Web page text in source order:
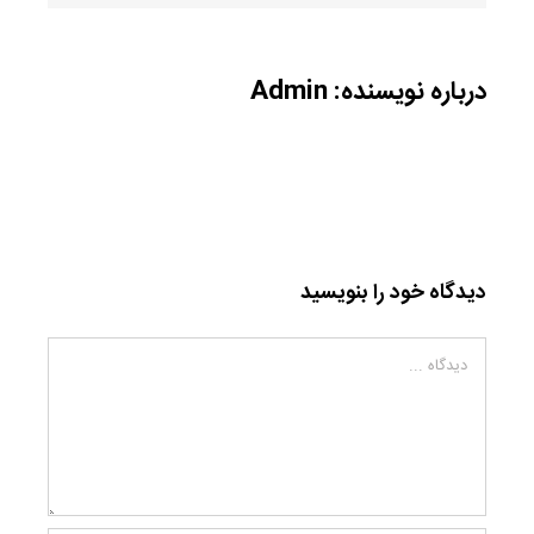
درباره نویسنده:Admin
دیدگاه خود را بنویسید
دیدگاه